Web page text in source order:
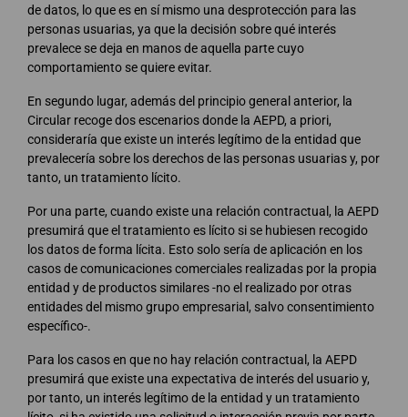
de datos, lo que es en sí mismo una desprotección para las
personas usuarias, ya que la decisión sobre qué interés
prevalece se deja en manos de aquella parte cuyo
comportamiento se quiere evitar.
En segundo lugar, además del principio general anterior, la
Circular recoge dos escenarios donde la AEPD, a priori,
consideraría que existe un interés legítimo de la entidad que
prevalecería sobre los derechos de las personas usuarias y, por
tanto, un tratamiento lícito.
Por una parte, cuando existe una relación contractual, la AEPD
presumirá que el tratamiento es lícito si se hubiesen recogido
los datos de forma lícita. Esto solo sería de aplicación en los
casos de comunicaciones comerciales realizadas por la propia
entidad y de productos similares -no el realizado por otras
entidades del mismo grupo empresarial, salvo consentimiento
específico-.
Para los casos en que no hay relación contractual, la AEPD
presumirá que existe una expectativa de interés del usuario y,
por tanto, un interés legítimo de la entidad y un tratamiento